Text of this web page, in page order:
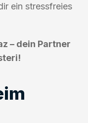
ein stressfreies
– dein Partner